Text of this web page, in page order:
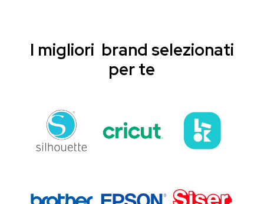
I migliori brand selezionati
per te